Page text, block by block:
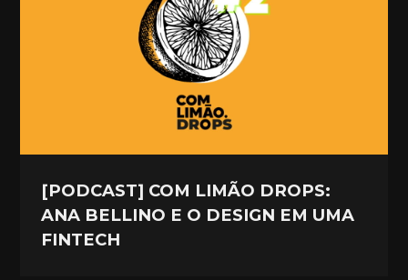
[PODCAST] COM LIMÃO DROPS:
ANA BELLINO E O DESIGN EM UMA
FINTECH